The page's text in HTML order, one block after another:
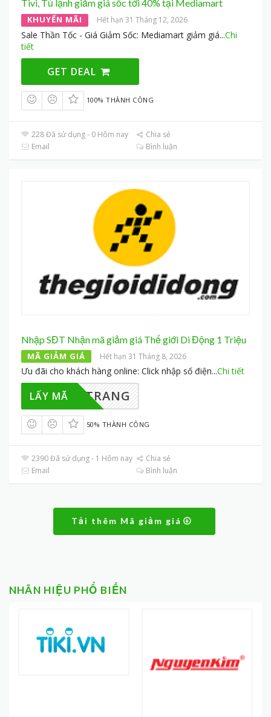
Tivi, Tủ lạnh giảm giá sốc tới 40% tại Mediamart
KHUYẾN MÃI Hết hạn 31 Tháng 12, 2026
Sale Thần Tốc - Giá Giảm Sốc: Mediamart giảm giá...Chi
tiết
GET DEAL
100% THÀNH CÔNG
228 Đã sử dụng - 0 Hôm nay
Chia sẻ
Email
Bình luận
Nhập SĐT Nhận mã giảm giá Thế giới Di Động 1 Triệu
MÃ GIẢM GIÁ Hết hạn 31 Tháng 8, 2026
Ưu đãi cho khách hàng online: Click nhập số điện...Chi tiết
AI TRANG
LẤY MÃ
50% THÀNH CÔNG
2390 Đã sử dụng - 1 Hôm nay
Chia sẻ
Email
Bình luận
Tải thêm Mã giảm giá
NHÃN HIỆU PHỔ BIẾN